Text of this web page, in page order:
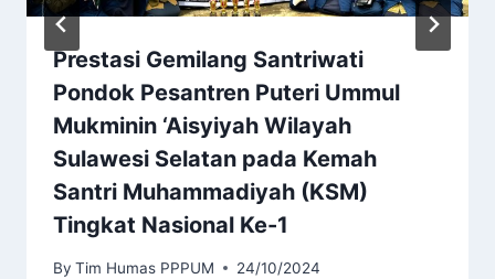
Prestasi Gemilang Santriwati
Pondok Pesantren Puteri Ummul
Mukminin ‘Aisyiyah Wilayah
Sulawesi Selatan pada Kemah
Santri Muhammadiyah (KSM)
Tingkat Nasional Ke-1
By Tim Humas PPPUM 24/10/2024